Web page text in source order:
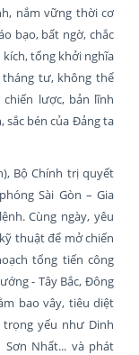
nắm vững thời cơ
bạo, bất ngờ, chắc
tổng khởi nghĩa
tư, không thể
lược, bản lĩnh
sắc bén của Đảng ta
Bộ Chính trị quyết
Sài Gòn – Gia
Cùng ngày, yêu
thuật để mở chiến
tổng tiến công
- Tây Bắc, Đông
bao vây, tiêu diệt
yếu như Dinh
Nhất... và phát